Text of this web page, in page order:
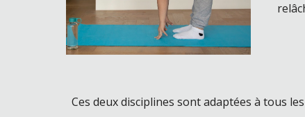
Ces deux disciplines sont adaptées à tous